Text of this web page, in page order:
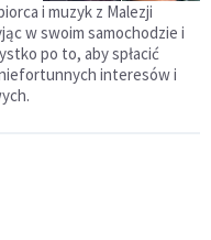
i muzyk z Malezji
w swoim samochodzie i
po to, aby spłacić
interesów i